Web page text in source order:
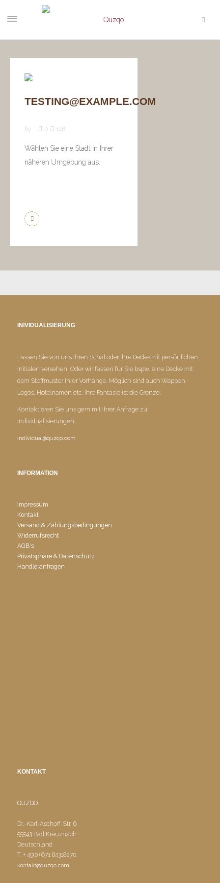
TESTING@EXAMPLE.COM
by 0 148
Wählen Sie eine Stadt in Ihrer
näheren Umgebung aus.
INIVIDUALISIERUNG
Lassen Sie von uns Ihren Schal oder Ihre Decke mit persönlichen
Initialen versehen. Oder wir fassen für Sie bspw. eine Decke mit
dem Stoffmuster Ihrer Vorhänge. Möglich sind auch Wappen,
Logos, Hotelnamen etc. Ihre Fantasie ist die Grenze.
Kontaktieren Sie uns gern mit Ihrer Anfrage zu
Individualisierungen.
individual@quzqo.com
INFORMATION
Impressum
Kontakt
Versand & Zahlungsbedingungen
Widerrufsrecht
AGB's
Privatsphäre & Datenschutz
Händleranfragen
KONTAKT
QUZQO
Dr.-Karl-Aschoff-Str. 6
55543 Bad Kreuznach
Deutschland
T. + 49(0) 671 84318270
kontakt@quzqo.com